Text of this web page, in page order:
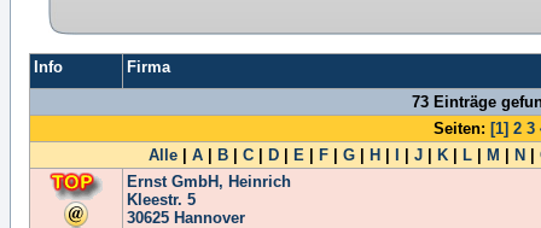
Info
Firma
73 Einträge
Seiten: [1] 2 3
Alle
A B C D E F G H J K L M N
Ernst GmbH, Heinrich
Kleestr. 5
30625 Hannover